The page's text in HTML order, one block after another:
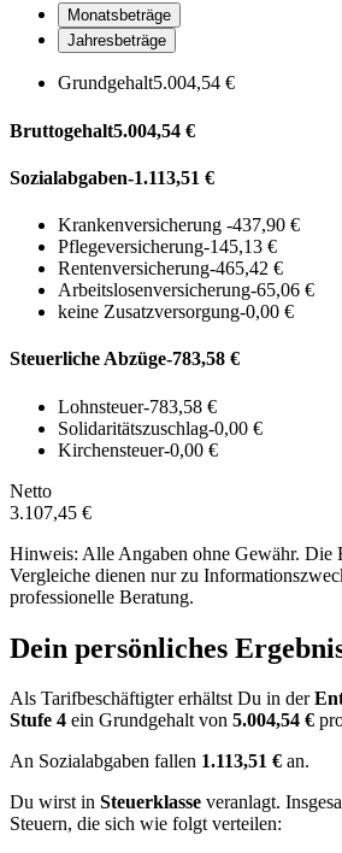
Monatsbeträge
Jahresbeträge
Grundgehalt5.004,54 €
Bruttogehalt5.004,54 €
Sozialabgaben-1.113,51 €
Krankenversicherung -437,90 €
Pflegeversicherung-145,13 €
Rentenversicherung-465,42 €
Arbeitslosenversicherung-65,06 €
keine Zusatzversorgung-0,00 €
Steuerliche Abzüge-783,58 €
Lohnsteuer-783,58 €
Solidaritätszuschlag-0,00 €
Kirchensteuer-0,00 €
Netto
3.107,45 €
Hinweis: Alle Angaben ohne Gewähr. Die
Vergleiche dienen nur zu
professionelle Beratung.
Dein persönliches
Als Tarifbeschäftigter erhältst Du in der
Stufe 4 ein Grundgehalt von 5.004,54 €
An Sozialabgaben fallen 1.113,51 € an.
Du wirst in Steuerklasse veranlagt.
Steuern, die sich wie folgt verteilen: